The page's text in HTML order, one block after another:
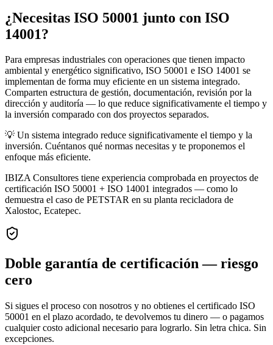
¿Necesitas ISO 50001 junto con ISO
14001?
Para empresas industriales con operaciones que tienen impacto
ambiental y energético significativo, ISO 50001 e ISO 14001 se
implementan de forma muy eficiente en un sistema integrado.
Comparten estructura de gestión, documentación, revisión por la
dirección y auditoría — lo que reduce significativamente el tiempo y
la inversión comparado con dos proyectos separados.
💡 Un sistema integrado reduce significativamente el tiempo y la
inversión. Cuéntanos qué normas necesitas y te proponemos el
enfoque más eficiente.
IBIZA Consultores tiene experiencia comprobada en proyectos de
certificación ISO 50001 + ISO 14001 integrados — como lo
demuestra el caso de PETSTAR en su planta recicladora de
Xalostoc, Ecatepec.
Doble garantía de certificación — riesgo
cero
Si sigues el proceso con nosotros y no obtienes el certificado ISO
50001 en el plazo acordado, te devolvemos tu dinero — o pagamos
cualquier costo adicional necesario para lograrlo. Sin letra chica. Sin
excepciones.